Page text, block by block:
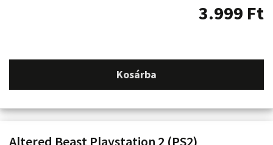
3.999 Ft
Kosárba
Altered Beast Playstation 2 (PS2)